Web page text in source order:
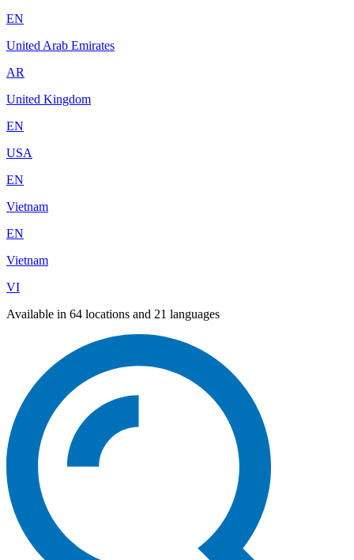
EN
United Arab Emirates
AR
United Kingdom
EN
USA
EN
Vietnam
EN
Vietnam
VI
Available in 64 locations and 21 languages